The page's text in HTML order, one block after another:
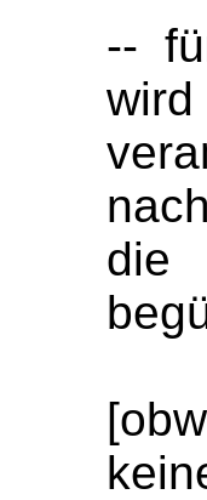
--
die